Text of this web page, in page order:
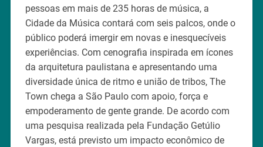
pessoas em mais de 235 horas de música, a
Cidade da Música contará com seis palcos, onde o
público poderá imergir em novas e inesquecíveis
experiências. Com cenografia inspirada em ícones
da arquitetura paulistana e apresentando uma
diversidade única de ritmo e união de tribos, The
Town chega a São Paulo com apoio, força e
empoderamento de gente grande. De acordo com
uma pesquisa realizada pela Fundação Getúlio
Vargas, está previsto um impacto econômico de